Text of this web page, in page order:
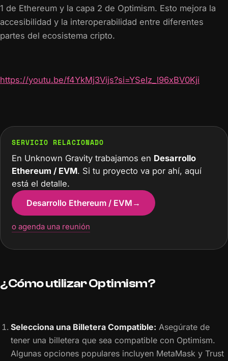
1 de Ethereum y la capa 2 de Optimism. Esto mejora la
accesibilidad y la interoperabilidad entre diferentes
partes del ecosistema cripto.
https://youtu.be/f4YkMj3Vijs?si=YSeIz_l96xBV0Kji
SERVICIO RELACIONADO
En Unknown Gravity trabajamos en Desarrollo
Ethereum / EVM. Si tu proyecto va por ahí, aquí
está el detalle.
Desarrollo Ethereum / EVM →
o agenda una reunión
¿Cómo utilizar Optimism?
Selecciona una Billetera Compatible: Asegúrate de
tener una billetera que sea compatible con Optimism.
Algunas opciones populares incluyen MetaMask y Trust